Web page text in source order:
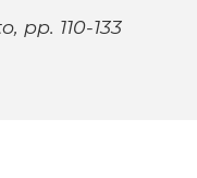
pp. 110-133